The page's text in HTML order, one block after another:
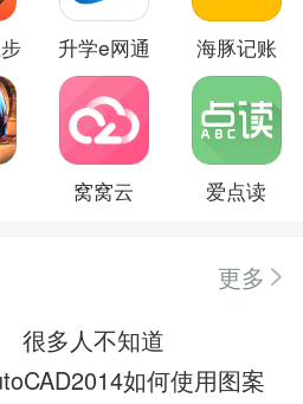
升学e网通 海豚记账
窝窝云 爱点读
更多
多人不知道
如何使用图案